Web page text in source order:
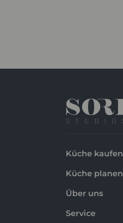
Küche kaufen
Küche planen
Über uns
Service